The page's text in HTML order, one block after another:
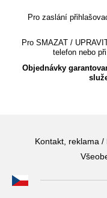
Pro zaslání
Pro SMAZAT /
telefon nebo
Objednávky
Kontakt, reklama /